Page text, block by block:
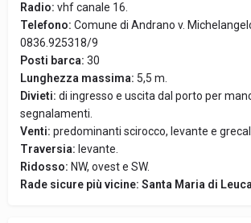
Radio: vhf canale 16.
Telefono: Comune di Andrano v.
0836.925318/9
Posti barca: 30
Lunghezza massima: 5,5 m.
Divieti: di ingresso e uscita dal porto per
segnalamenti.
Venti: predominanti scirocco, levante e
Traversia: levante.
Ridosso: NW, ovest e SW.
Rade sicure più vicine: Santa Maria di